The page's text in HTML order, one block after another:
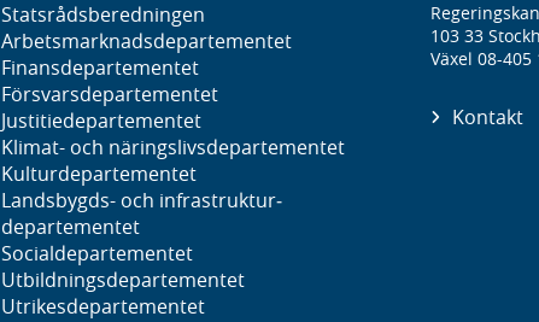
Statsrådsberedningen
Arbetsmarknads­departementet
Finans­departementet
Försvars­departementet
Justitie­departementet
Klimat- och näringslivs­departementet
Kultur­departementet
Landsbygds- och infrastruktur­
departementet
Social­departementet
Utbildnings­departementet
Utrikes­departementet
103 33
Växel 08-405
Kontakt